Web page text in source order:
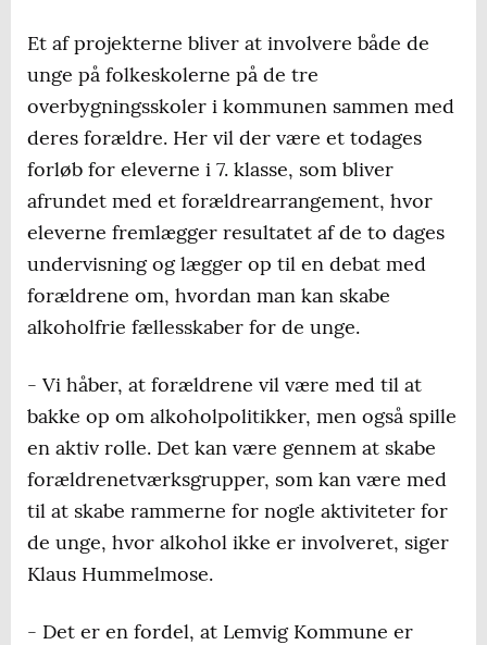
Et af projekterne bliver at involvere både de
unge på folkeskolerne på de tre
overbygningsskoler i kommunen sammen med
deres forældre. Her vil der være et todages
forløb for eleverne i 7. klasse, som bliver
afrundet med et forældrearrangement, hvor
eleverne fremlægger resultatet af de to dages
undervisning og lægger op til en debat med
forældrene om, hvordan man kan skabe
alkoholfrie fællesskaber for de unge.
- Vi håber, at forældrene vil være med til at
bakke op om alkoholpolitikker, men også spille
en aktiv rolle. Det kan være gennem at skabe
forældrenetværksgrupper, som kan være med
til at skabe rammerne for nogle aktiviteter for
de unge, hvor alkohol ikke er involveret, siger
Klaus Hummelmose.
- Det er en fordel, at Lemvig Kommune er